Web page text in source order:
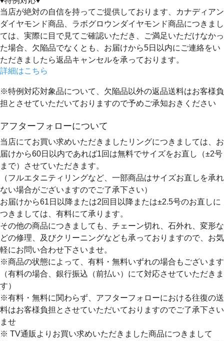
当店が絶対の自信を持ってご提供しております、カナディアン
ダイヤモンド商品、ラボグロウンダイヤモンド商品につきまし
ては、実際に目で見てご確認いただき、ご満足いただけなかっ
た場合、欠陥品でなくとも、 お届けから5日以内にご連絡をい
ただきましたら返品キャンセルを承っております。
詳細はこちら
※特例対応対象品について、欠陥品以外の返品送料はお客様負
担とさせていただいておりますので予めご承知おきください
アフターフォローについて
当店にてお買い求めいただきましたリングにつきましては、お
届けから60日以内であれば1回は無料でサイズをお直し（±2号
まで）させていただきます。
（フルエタニティリングなど、一部商品はサイズお直しを承れ
ない場合がございますのでご了承下さい）
お届けから61日以降または2回目以降または±2.5号のお直しに
つきましては、有料にて承ります。
その他の商品につきましても、チェーン切れ、石外れ、変形な
どの修理、及びクリーニングなども承っておりますので、お気
軽にお問い合わせ下さいませ。
※商品の状態によって、有料・無料いずれの場合もございます
（有料の場合、銀行振込（前払い）にて対応させていただきま
す）
※有料・無料に関わらず、アフターフォローにおける往復の送
料はお客様負担とさせていただいておりますのでご了承下さい
ませ
※ TV通販よりお買い求めいただきました商品につきまして